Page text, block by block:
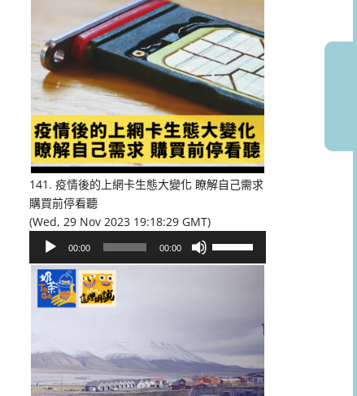
鍵
以
提
高
或
降
低
音
量。
141. 疫情後的上網卡生態大變化 瞭解自己需求
購買前停看聽
(Wed, 29 Nov 2023 19:18:29 GMT)
播
放
00:00 00:00
以
提